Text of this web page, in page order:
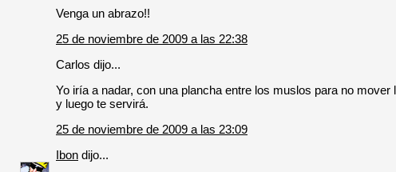
Venga un abrazo!!
25 de noviembre de 2009 a las 22:38
Carlos dijo...
Yo iría a nadar, con una plancha entre los muslos para no
y luego te servirá.
25 de noviembre de 2009 a las 23:09
Ibon dijo...